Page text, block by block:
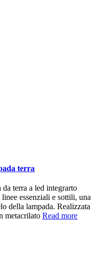
terra
terra a led integrarto
essenziali e sottili, una
della lampada. Realizzata
metacrilato Read more